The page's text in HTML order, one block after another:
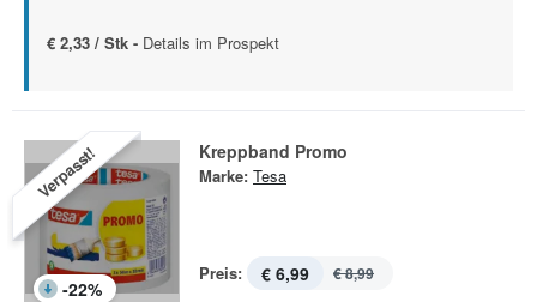
€ 2,33 / Stk - Details im Prospekt
Verpasst!
-22%
Kreppband Promo
Marke: Tesa
Preis: € 6,99 € 8,99